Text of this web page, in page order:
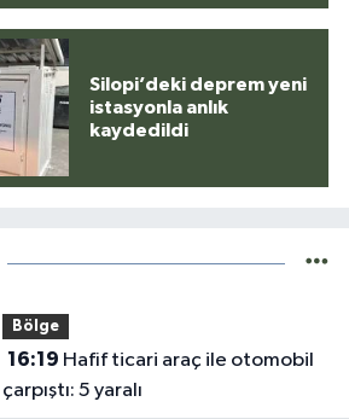
Silopi’deki deprem yeni
istasyonla anlık
kaydedildi
Bölge
16:19
çarpıştı: 5 yaralı